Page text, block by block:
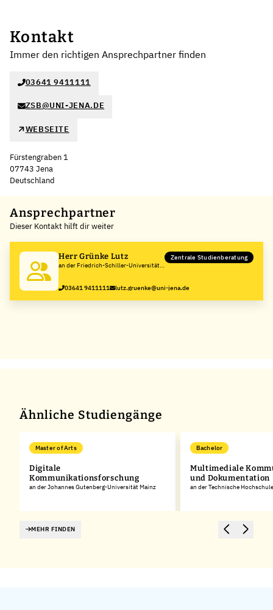
Kontakt
Immer den richtigen Ansprechpartner finden
03641 9411111
ZSB@UNI-JENA.DE
WEBSEITE
Fürstengraben 1
07743 Jena
Deutschland
+
−
Ansprechpartner
Dieser Kontakt hilft dir weiter
Herr Grünke Lutz
an der Friedrich-Schiller-Universität
Zentrale Studienberatung
03641 9411111 lutz.gruenke@uni-jena.de
Ähnliche Studiengänge
Master of Arts
Digitale
Kommunikationsforschung
an der Johannes Gutenberg-Universität Mainz
Bachelor
Multimediale
und Dokumentation
an der Technische
MEHR FINDEN